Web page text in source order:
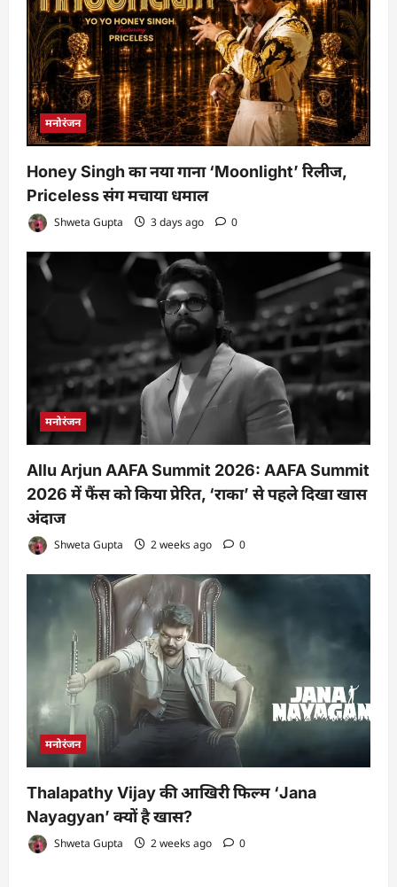
मनोरंजन
Honey Singh का नया गाना ‘Moonlight’ रिलीज,
Priceless संग मचाया धमाल
Shweta Gupta 3 days ago 0
मनोरंजन
Allu Arjun AAFA Summit 2026: AAFA Summit
2026 में फैंस को किया प्रेरित, ‘राका’ से पहले दिखा खास
अंदाज
Shweta Gupta 2 weeks ago 0
मनोरंजन
Thalapathy Vijay की आखिरी फिल्म ‘Jana
Nayagyan’ क्यों है खास?
Shweta Gupta 2 weeks ago 0